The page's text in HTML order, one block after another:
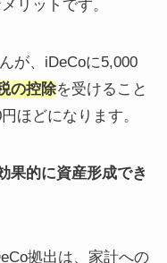
リットです。
が、iDeCoに5,000
の控除を受けること
ほどになります。
果的に資産形成でき
拠出は、家計への